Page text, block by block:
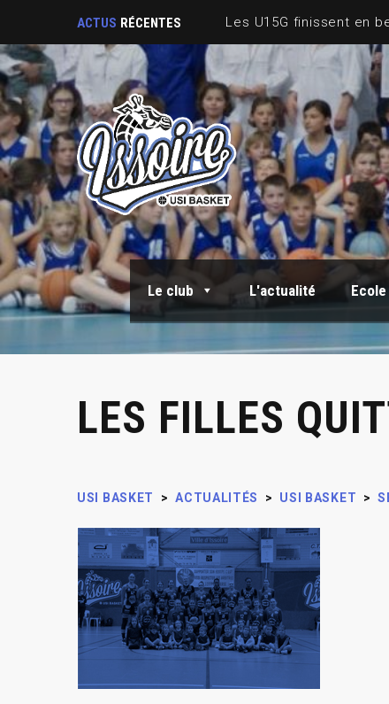
ACTUS RÉCENTES
Le club L'actualité
LES FILLES
USI BASKET > ACTUALITÉS > USI BASKET >